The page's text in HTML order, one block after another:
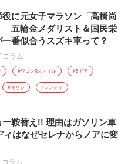
に元女子マラソン「高橋尚
五輪金メダリスト＆国民栄
番似合うスズキ車って？
コラム
#ワゴンRスマイル #5ドア
#キザシ #ランディ
ー鞍替え!! 理由はガソリン車
ィはなぜセレナからノアに変
コラム